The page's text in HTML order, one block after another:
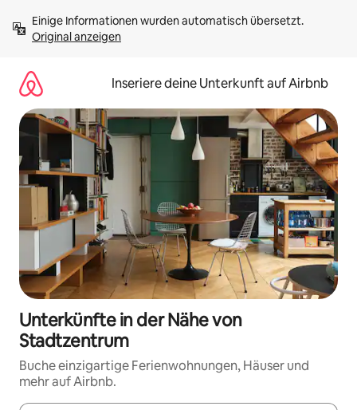
Inhalten
springenOriginal anzeigen
Inseriere deine Unterkunft auf Airbnb
Unterkünfte in der Nähe von
Stadtzentrum
Buche einzigartige Ferienwohnungen, Häuser und
mehr auf Airbnb.